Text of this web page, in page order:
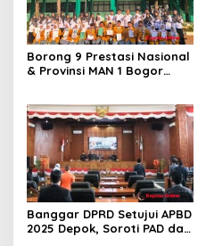
Borong 9 Prestasi Nasional
& Provinsi MAN 1 Bogor
Banggar DPRD Setujui APBD
2025 Depok, Soroti PAD dan